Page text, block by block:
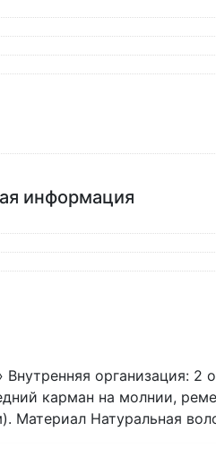
информация
Внутренняя организация:
карман на молнии,
Материал Натуральная